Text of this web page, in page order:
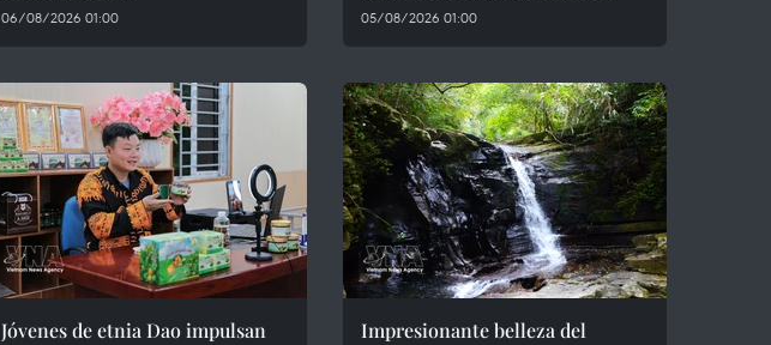
06/08/2026 01:00 05/08/2026 01:00
Jóvenes de etnia Dao impulsan
Impresionante belleza del